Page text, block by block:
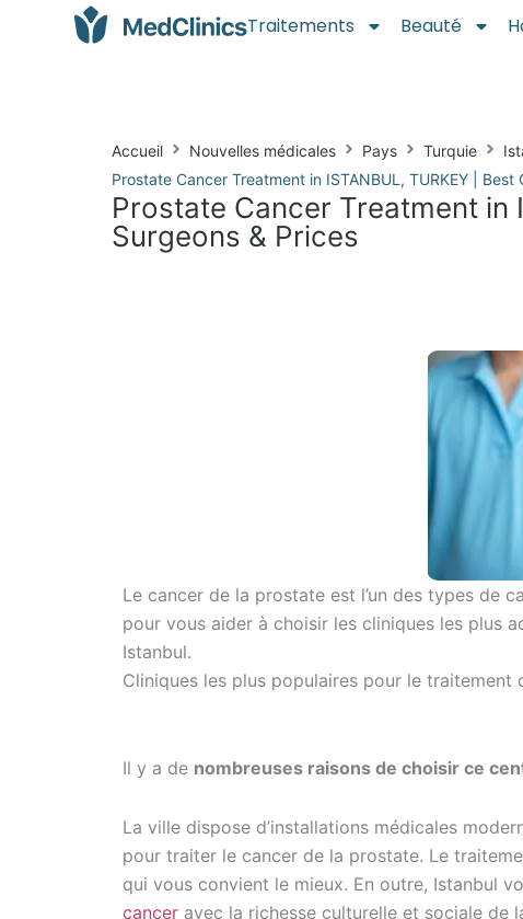
Traitements Beauté
Prostate Cancer Treatment in
Surgeons & Prices
Accueil Nouvelles médicales Pays Turquie
Prostate Cancer Treatment in ISTANBUL, TURKEY | Best
Le cancer de la prostate est l’un des types de
pour vous aider à choisir les cliniques les plus
Istanbul.
Cliniques les plus populaires pour le traitement
Il y a de nombreuses raisons de choisir ce
La ville dispose d’installations médicales
pour traiter le cancer de la prostate. Le
qui vous convient le mieux. En outre, Istanbul
cancer avec la richesse culturelle et sociale de